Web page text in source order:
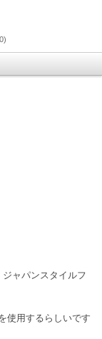
ャパンスタイルフ
使用するらしいです